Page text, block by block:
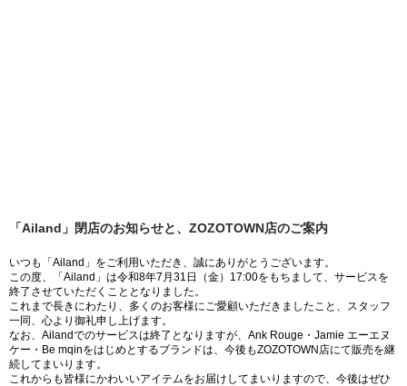
「Ailand」閉店のお知らせと、ZOZOTOWN店のご案内
いつも「Ailand」をご利用いただき、誠にありがとうございます。
この度、「Ailand」は令和8年7月31日（金）17:00をもちまして、サービスを
終了させていただくこととなりました。
これまで長きにわたり、多くのお客様にご愛顧いただきましたこと、スタッフ
一同、心より御礼申し上げます。
なお、Ailandでのサービスは終了となりますが、Ank Rouge・Jamie エーエヌ
ケー・Be mqinをはじめとするブランドは、今後もZOZOTOWN店にて販売を継
続してまいります。
これからも皆様にかわいいアイテムをお届けしてまいりますので、今後はぜひ